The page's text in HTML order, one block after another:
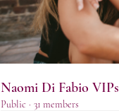
Naomi Di Fabio VIPs
Public · 31 members